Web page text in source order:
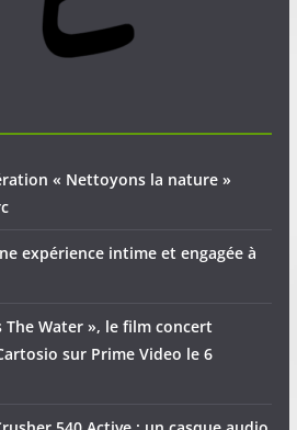
« Nettoyons la nature »
expérience intime et engagée à
The Water », le film concert
sur Prime Video le 6